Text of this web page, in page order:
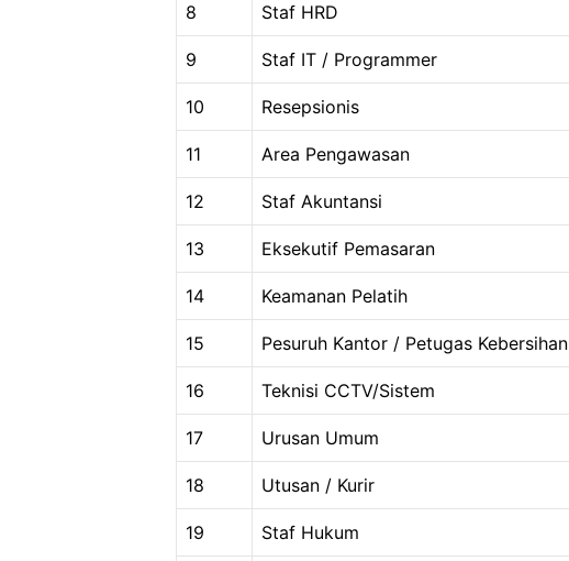
8 Staf HRD
9 Staf IT / Programmer
10 Resepsionis
11 Area Pengawasan
12 Staf Akuntansi
13 Eksekutif Pemasaran
14 Keamanan Pelatih
15 Pesuruh Kantor / Petugas Kebersihan
16 Teknisi CCTV/Sistem
17 Urusan Umum
18 Utusan / Kurir
19 Staf Hukum